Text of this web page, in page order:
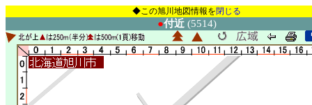
◆この旭川地図情報を閉じる
●付近(5514)